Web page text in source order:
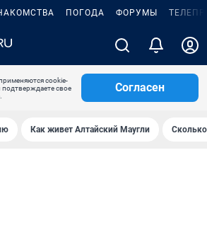
ПОГОДА ФОРУМЫ
cookie-
подтверждаете свое
Согласен
Как живет Алтайский Маугли